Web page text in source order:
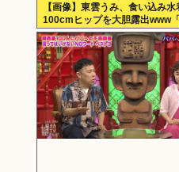
【画像】東雲うみ、食い込み水
100cmヒップを大胆露出www
SPA!」のグラビアオフショッ
ズ！！！